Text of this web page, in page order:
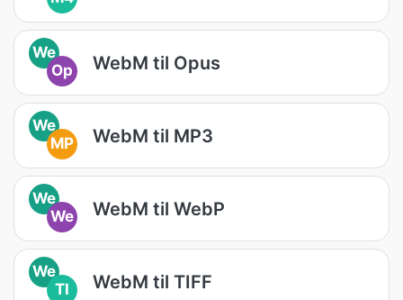
We
Op
WebM til Opus
We
MP
WebM til MP3
We
We
WebM til WebP
We
TI
WebM til TIFF